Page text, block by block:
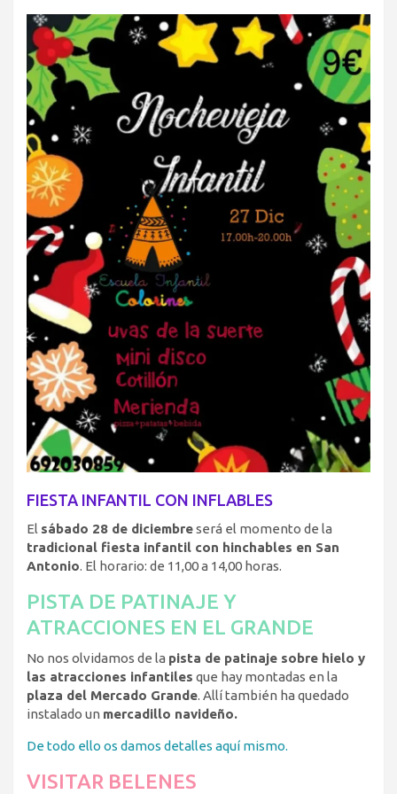
FIESTA INFANTIL CON INFLABLES
El sábado 28 de diciembreserá el momento de la
tradicional fiesta infantil con hinchables en San
Antonio. El horario: de 11,00 a 14,00 horas.
PISTA DE PATINAJE Y
ATRACCIONES EN EL GRANDE
No nos olvidamos de la pista de patinaje sobre hielo y
las atracciones infantiles que hay montadas en la
plaza del Mercado Grande. Allí también ha quedado
instalado un mercadillo navideño.
De todo ello os damos detalles aquí mismo.
VISITAR BELENES